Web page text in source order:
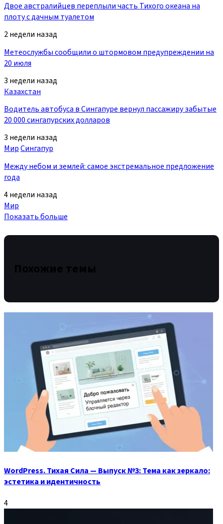
Двое австралийцев переплыли часть Тихого океана на
плоту с дачным туалетом
2 недели назад
Метеослужбы сообщили о штормовом предупреждении на
20 июля
3 недели назад
Казахстан
Водитель автобуса в Сингапуре вернул пассажиру забытые
20 000 сингапурских долларов
3 недели назад
МирСингапур
Между небом и землей: самое экстремальное предложение
года
4 недели назад
Мир
Показать больше
Похожие темы
WordPress. Тихая Сила — Выпуск №3: Тема как зеркало:
эстетика и идентичность
4